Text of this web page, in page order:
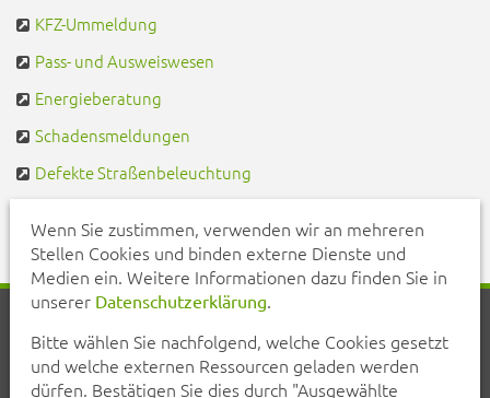
KFZ-Ummeldung
Pass- und Ausweiswesen
Energieberatung
Schadensmeldungen
Defekte Straßenbeleuchtung
Startseite Aktuelles Veranstaltungen
Kontakt
Inhalt
Erklärung zur Barrierefreiheit
Datenschutzerklärung
Impressum
Wenn Sie zustimmen, verwenden wir an mehreren
Stellen Cookies und binden externe Dienste und
Medien ein. Weitere Informationen dazu finden Sie in
unserer Datenschutzerklärung.
Bitte wählen Sie nachfolgend, welche Cookies gesetzt
und welche externen Ressourcen geladen werden
dürfen. Bestätigen Sie dies durch "Ausgewählte